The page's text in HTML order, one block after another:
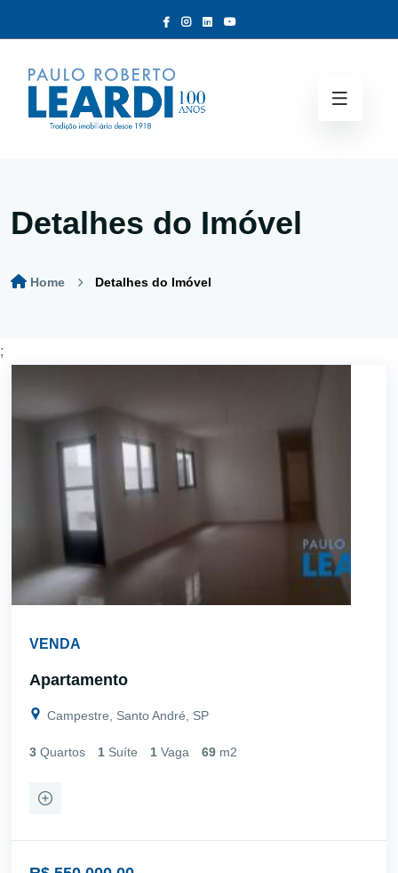
Detalhes do Imóvel
Home Detalhes do Imóvel
;
VENDA
Apartamento
Campestre, Santo André, SP
3 Quartos 1 Suíte 1 Vaga 69 m2